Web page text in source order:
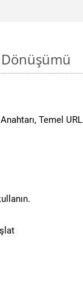
Dönüşümü
Temel URL